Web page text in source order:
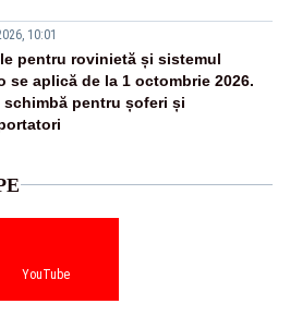
10:01
pentru rovinietă și sistemul
se aplică de la 1 octombrie 2026.
schimbă pentru șoferi și
YouTube